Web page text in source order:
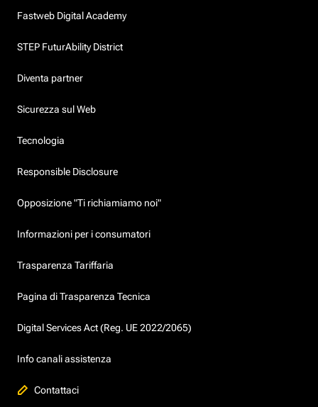
Fastweb Digital Academy
STEP FuturAbility District
Diventa partner
Sicurezza sul Web
Tecnologia
Responsible Disclosure
Opposizione "Ti richiamiamo noi"
Informazioni per i consumatori
Trasparenza Tariffaria
Pagina di Trasparenza Tecnica
Digital Services Act (Reg. UE 2022/2065)
Info canali assistenza
Contattaci